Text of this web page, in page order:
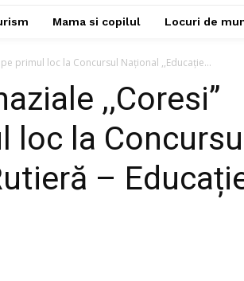
Mama si copilul Locuri de
primul loc la Concursul Național ,,Educație...
,,Coresi”
loc la Concursul
–